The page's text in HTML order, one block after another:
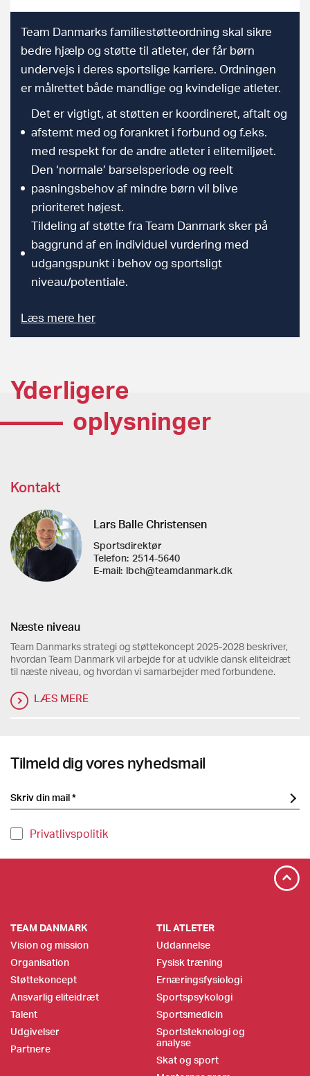
Team Danmarks familiestøtteordning skal sikre
bedre hjælp og støtte til atleter, der får børn
undervejs i deres sportslige karriere. Ordningen
er målrettet både mandlige og kvindelige atleter.
Det er vigtigt, at støtten er koordineret, aftalt og
afstemt med og forankret i forbund og f.eks.
med respekt for de andre atleter i elitemiljøet.
Den ‘normale’ barselsperiode og reelt
pasningsbehov af mindre børn vil blive
prioriteret højest.
Tildeling af støtte fra Team Danmark sker på
baggrund af en individuel vurdering med
udgangspunkt i behov og sportsligt
niveau/potentiale.
Læs mere her
Yderligere
oplysninger
Kontakt
Lars Balle Christensen
Sportsdirektør
Telefon: 2514-5640
E-mail: lbch@teamdanmark.dk
Næste niveau
Team Danmarks strategi og støttekoncept 2025-2028 beskriver,
hvordan Team Danmark vil arbejde for at udvikle dansk eliteidræt
til næste niveau, og hvordan vi samarbejder med forbundene.
LÆS MERE
Tilmeld dig vores nyhedsmail
Privatlivspolitik
TEAM DANMARK
Vision og mission
Organisation
Støttekoncept
Ansvarlig eliteidræt
Talent
Udgivelser
Partnere
TIL ATLETER
Uddannelse
Fysisk træning
Ernæringsfysiologi
Sportspsykologi
Sportsmedicin
Sportsteknologi og
analyse
Skat og sport